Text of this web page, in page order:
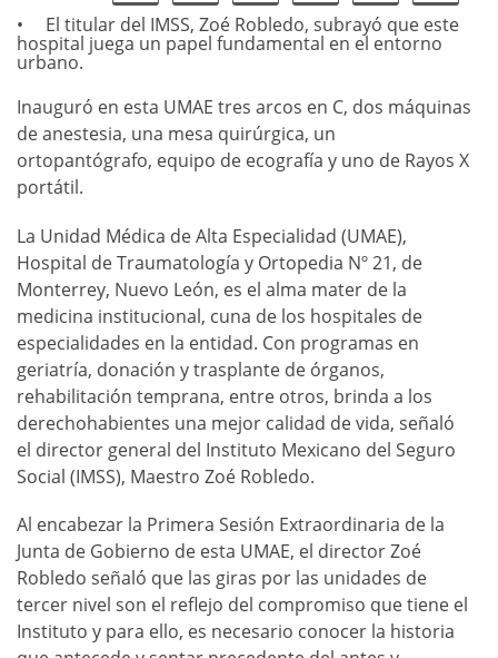
El titular del IMSS, Zoé Robledo, subrayó que este
hospital juega un papel fundamental en el entorno
urbano.
Inauguró en esta UMAE tres arcos en C, dos máquinas
de anestesia, una mesa quirúrgica, un
ortopantógrafo, equipo de ecografía y uno de Rayos X
portátil.
La Unidad Médica de Alta Especialidad (UMAE),
Hospital de Traumatología y Ortopedia Nº 21, de
Monterrey, Nuevo León, es el alma mater de la
medicina institucional, cuna de los hospitales de
especialidades en la entidad. Con programas en
geriatría, donación y trasplante de órganos,
rehabilitación temprana, entre otros, brinda a los
derechohabientes una mejor calidad de vida, señaló
el director general del Instituto Mexicano del Seguro
Social (IMSS), Maestro Zoé Robledo.
Al encabezar la Primera Sesión Extraordinaria de la
Junta de Gobierno de esta UMAE, el director Zoé
Robledo señaló que las giras por las unidades de
tercer nivel son el reflejo del compromiso que tiene el
Instituto y para ello, es necesario conocer la historia